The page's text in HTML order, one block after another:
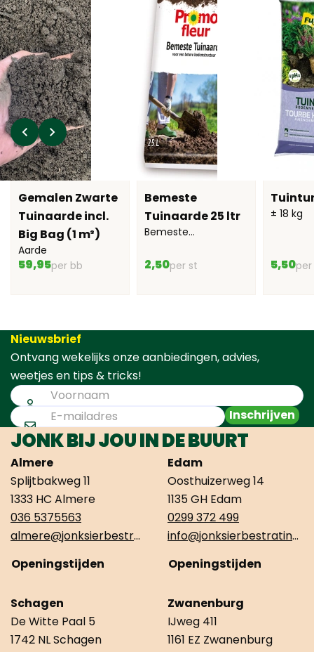
Gemalen Zwarte
Tuinaarde incl.
Big Bag (1 m³)
Aarde
59,95per bb
Bemeste
Tuinaarde 25 ltr
Bemeste
2,50per st
± 18 kg
5,50
Nieuwsbrief
Ontvang wekelijks onze aanbiedingen, advies,
weetjes en tips & tricks!
Inschrijven
JONK BIJ JOU IN DE BUURT
Almere
Splijtbakweg 11
1333 HC Almere
036 5375563
almere@jonksierbestrating.nl
Openingstijden
Edam
Oosthuizerweg 14
1135 GH Edam
0299 372 499
info@jonksierbestrating.nl
Openingstijden
Schagen
De Witte Paal 5
1742 NL Schagen
Zwanenburg
IJweg 411
1161 EZ Zwanenburg